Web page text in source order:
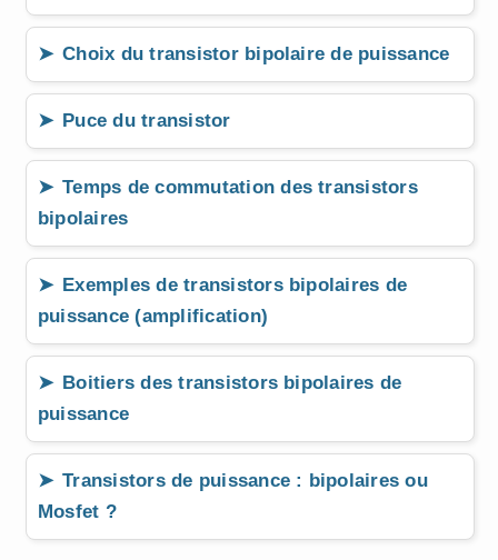
Choix du transistor bipolaire de puissance
Puce du transistor
Temps de commutation des transistors
bipolaires
Exemples de transistors bipolaires de
puissance (amplification)
Boitiers des transistors bipolaires de
puissance
Transistors de puissance : bipolaires ou
Mosfet ?